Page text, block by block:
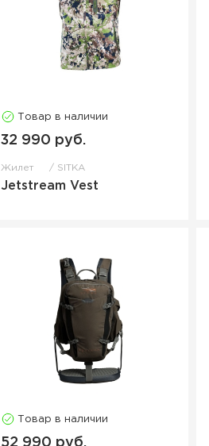
Товар в наличии
32 990 руб.
Жилет SITKA
Jetstream Vest
Товар в наличии
52 990 руб.